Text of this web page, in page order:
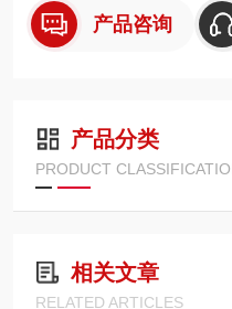
产品咨询
产品分类
PRODUCT
相关文章
RELATED ARTICLES